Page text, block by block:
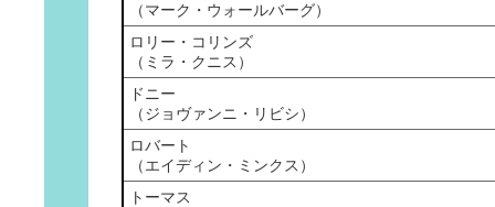
（マーク・ウォールバーグ）
ロリー・コリンズ
（ミラ・クニス）
ドニー
（ジョヴァンニ・リビシ）
ロバート
（エイディン・ミンクス）
トーマス